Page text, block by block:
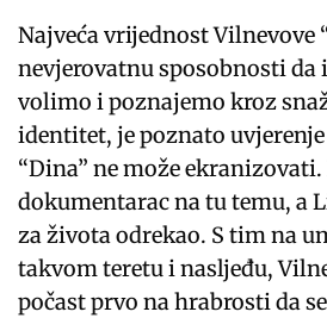
Najveća vrijednost Vilnevove
nevjerovatnu sposobnosti
volimo i poznajemo kroz
identitet, je poznato
“Dina” ne može
dokumentarac na tu temu, a
za života odrekao. S tim na
takvom teretu i nasljeđu,
počast prvo na hrabrosti da